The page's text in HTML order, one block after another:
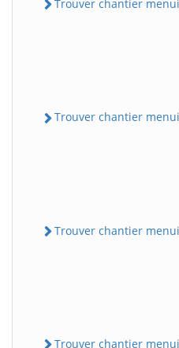
Trouver chantier
Trouver chantier
Trouver chantier
Trouver chantier